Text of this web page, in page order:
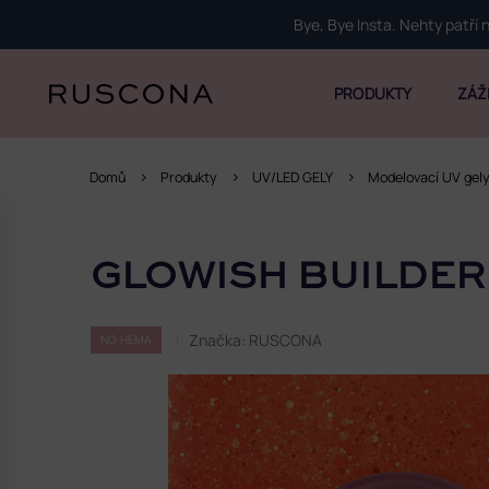
obsah
Bye, Bye Insta. Nehty patří
PRODUKTY
Domů Produkty UV/LED GELY Modelovací UV gely
o
s
r
a
GLOWISH
NO HEMA Značka: RUSCONA